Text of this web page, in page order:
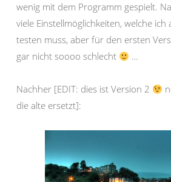
wenig mit dem Programm gespielt.
viele Einstellmöglichkeiten, welche
testen muss, aber für den ersten
gar nicht soooo schlecht
…
Nachher [EDIT: dies ist Version 2
die alte ersetzt]: